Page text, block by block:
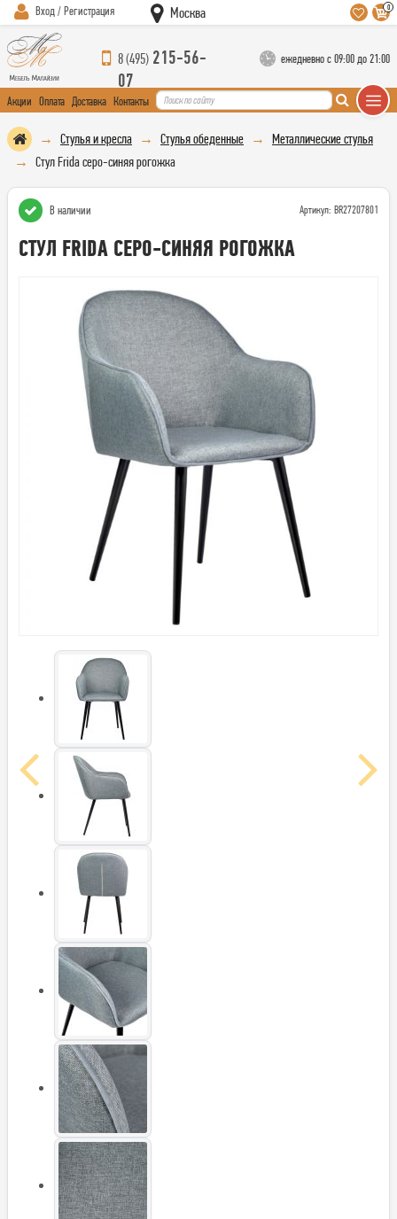
Вход / Регистрация Москва 0
8 (495) 215-56-
07
ежедневно с 09:00 до 21:00
Акции Оплата Доставка Контакты
Стулья и кресла Стулья обеденные
Металлические стулья
Стул Frida серо-синяя рогожка
В наличии Артикул: BR27207801
СТУЛ FRIDA СЕРО-СИНЯЯ РОГОЖКА